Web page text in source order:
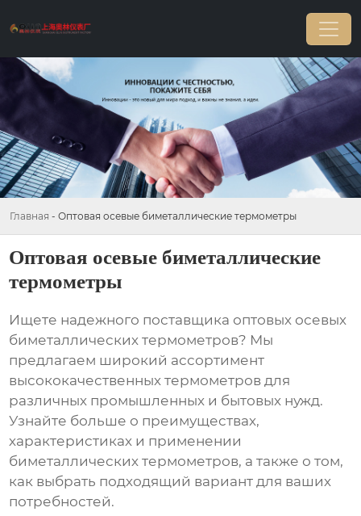
Главная - Оптовая осевые биметаллические термометры
Оптовая осевые биметаллические
термометры
Ищете надежного поставщика оптовых осевых
биметаллических термометров? Мы
предлагаем широкий ассортимент
высококачественных термометров для
различных промышленных и бытовых нужд.
Узнайте больше о преимуществах,
характеристиках и применении
биметаллических термометров, а также о том,
как выбрать подходящий вариант для ваших
потребностей.